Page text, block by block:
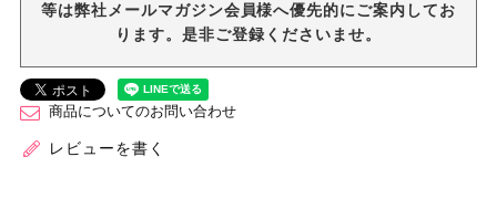
等は弊社メールマガジン会員様へ優先的にご案内してお
ります。是非ご登録くださいませ。
商品についてのお問い合わせ
レビューを書く